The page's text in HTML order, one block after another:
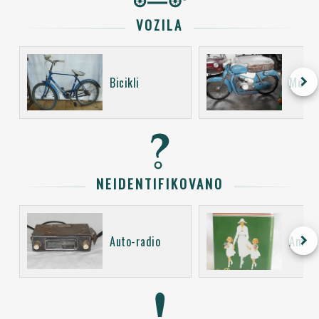
VOZILA
Bicikli keyboard_arrow_right
NEIDENTIFIKOVANO
Auto-radio keyboard_arrow_right